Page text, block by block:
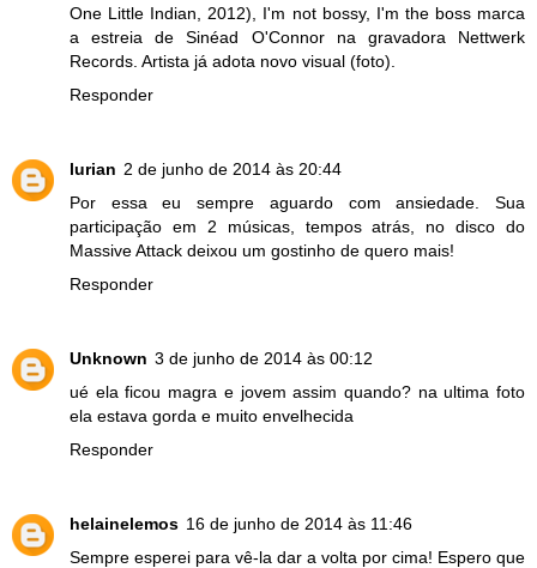
One Little Indian, 2012), I'm not bossy, I'm the boss marca
a estreia de Sinéad O'Connor na gravadora Nettwerk
Records. Artista já adota novo visual (foto).
Responder
lurian 2 de junho de 2014 às 20:44
Por essa eu sempre aguardo com ansiedade. Sua
participação em 2 músicas, tempos atrás, no disco do
Massive Attack deixou um gostinho de quero mais!
Responder
Unknown 3 de junho de 2014 às 00:12
ué ela ficou magra e jovem assim quando? na ultima foto
ela estava gorda e muito envelhecida
Responder
helainelemos 16 de junho de 2014 às 11:46
Sempre esperei para vê-la dar a volta por cima! Espero que